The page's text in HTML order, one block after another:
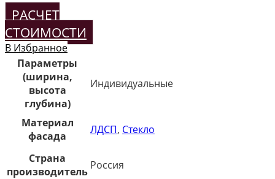
РАСЧЕТ
СТОИМОСТИ
В Избранное
Параметры
(ширина,
высота
глубина)
Индивидуальные
Материал
фасада
ЛДСП, Стекло
Страна
производитель Россия